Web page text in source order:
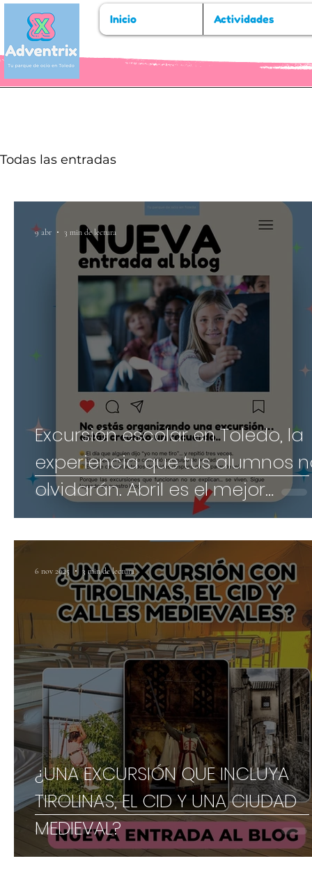
Inicio Actividades
Todas las entradas
Excursión escolar en Toledo, la
experiencia que tus alumnos
olvidarán. Abril es el mejor
momento.
9 abr 3 min de lectura
¿UNA EXCURSIÓN QUE INCLUYA
TIROLINAS, EL CID Y UNA CIUDAD
MEDIEVAL?
6 nov 2025 3 min de lectura